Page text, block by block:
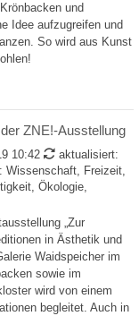
und
Idee aufzugreifen und
So wird aus Kunst
ZNE!-Ausstellung
10:42
aktualisiert:
Wissenschaft, Freizeit,
Ökologie,
„Zur
in Ästhetik und
Waidspeicher im
sowie im
wird von einem
begleitet. Auch in